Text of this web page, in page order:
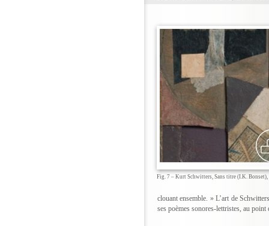
Fig. 7 – Kurt Schwitters, Sans titre (I.K. Bonset),
clouant ensemble. » L’art de
ses poèmes sonores-lettristes, au